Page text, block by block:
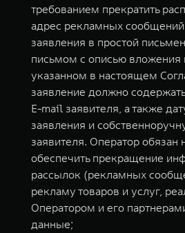
требованием прекратить
адрес рекламных
заявления в простой
письмом с описью вложения
указанном в настоящем
заявление должно
E-mail заявителя, а также
заявления и
заявителя. Оператор
обеспечить прекращение
рассылок (рекламных
рекламу товаров и услуг,
Оператором и его
данные;